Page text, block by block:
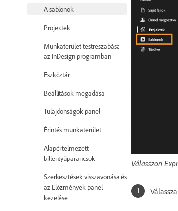
A sablonok
Projektek
Munkaterület testreszabása
az InDesign programban
Eszköztár
Beállítások megadása
Tulajdonságok panel
Érintés munkaterület
Alapértelmezett
billentyűparancsok
Szerkesztések visszavonása és
az Előzmények panel
kezelése
Válasszon